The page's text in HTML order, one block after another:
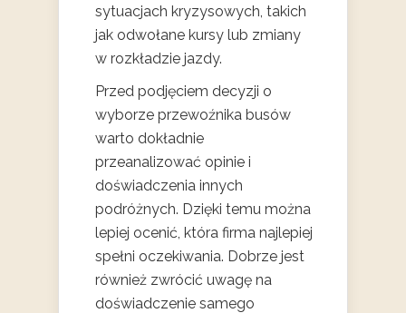
sytuacjach kryzysowych, takich
jak odwołane kursy lub zmiany
w rozkładzie jazdy.
Przed podjęciem decyzji o
wyborze przewoźnika busów
warto dokładnie
przeanalizować opinie i
doświadczenia innych
podróżnych. Dzięki temu można
lepiej ocenić, która firma najlepiej
spełni oczekiwania. Dobrze jest
również zwrócić uwagę na
doświadczenie samego